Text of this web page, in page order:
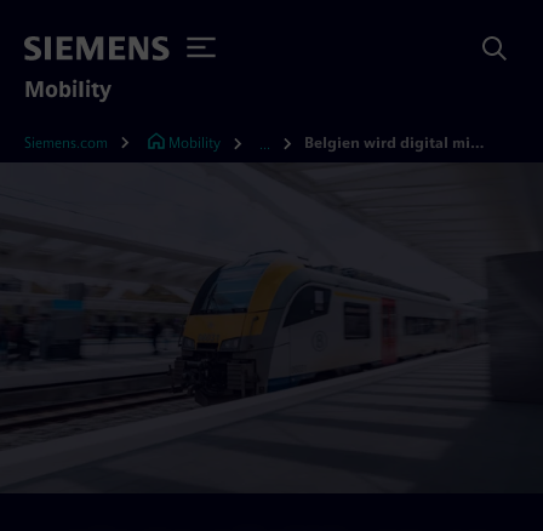
Mobility
Siemens.com Mobility Belgien wird digital mit Infrabel